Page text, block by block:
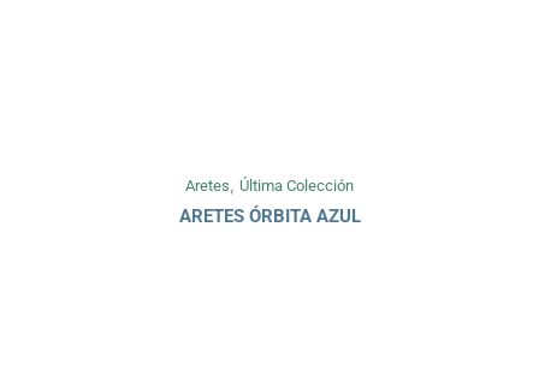
Aretes, Última Colección
ARETES ÓRBITA AZUL